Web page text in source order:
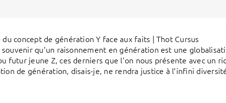
concept de génération Y face aux faits | Thot Cursus
qu’un raisonnement en génération est une
futur jeune Z, ces derniers que l’on nous présente avec un
de génération, disais-je, ne rendra justice à l’infini